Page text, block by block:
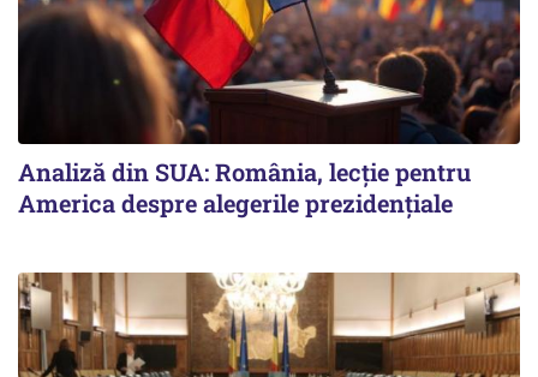
Analiză din SUA: România, lecție pentru
America despre alegerile prezidențiale